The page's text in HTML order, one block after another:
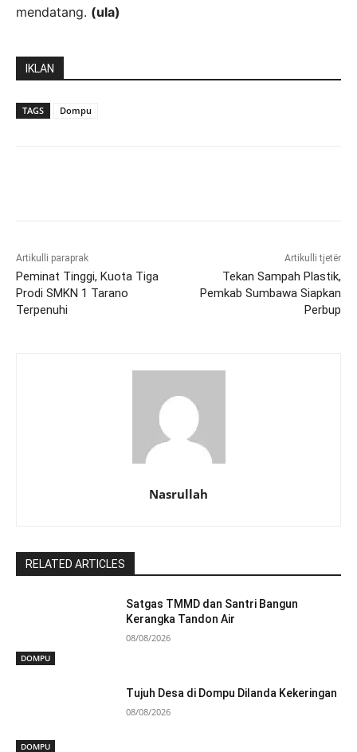
mendatang. (ula)
IKLAN
TAGS Dompu
Artikulli paraprak
Peminat Tinggi, Kuota Tiga
Prodi SMKN 1 Tarano
Terpenuhi
Artikulli tjetër
Tekan Sampah Plastik,
Pemkab Sumbawa Siapkan
Perbup
Nasrullah
RELATED ARTICLES
DOMPU
Satgas TMMD dan Santri Bangun
Kerangka Tandon Air
08/08/2026
DOMPU
Tujuh Desa di Dompu Dilanda Kekeringan
08/08/2026